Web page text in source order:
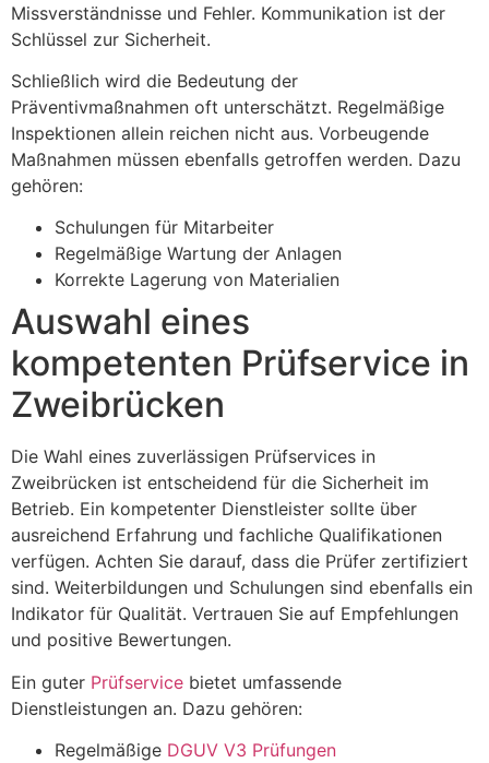
Missverständnisse und Fehler. Kommunikation ist der
Schlüssel zur Sicherheit.
Schließlich wird die Bedeutung der
Präventivmaßnahmen oft unterschätzt. Regelmäßige
Inspektionen allein reichen nicht aus. Vorbeugende
Maßnahmen müssen ebenfalls getroffen werden. Dazu
gehören:
Schulungen für Mitarbeiter
Regelmäßige Wartung der Anlagen
Korrekte Lagerung von Materialien
Auswahl eines
kompetenten Prüfservice in
Zweibrücken
Die Wahl eines zuverlässigen Prüfservices in
Zweibrücken ist entscheidend für die Sicherheit im
Betrieb. Ein kompetenter Dienstleister sollte über
ausreichend Erfahrung und fachliche Qualifikationen
verfügen. Achten Sie darauf, dass die Prüfer zertifiziert
sind. Weiterbildungen und Schulungen sind ebenfalls ein
Indikator für Qualität. Vertrauen Sie auf Empfehlungen
und positive Bewertungen.
Ein guter Prüfservice bietet umfassende
Dienstleistungen an. Dazu gehören:
Regelmäßige DGUV V3 Prüfungen